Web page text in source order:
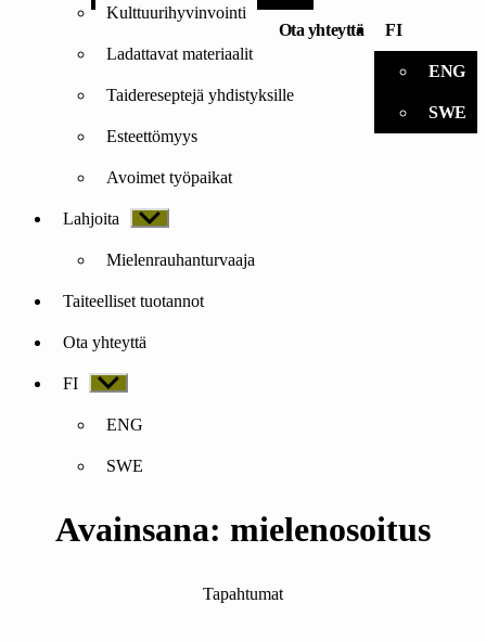
Ota yhteyttä FI
ENG
SWE
Kulttuurihyvinvointi
Ladattavat materiaalit
Taidereseptejä yhdistyksille
Esteettömyys
Avoimet työpaikat
Lahjoita
Näytä
Mielenrauhanturvaaja
Taiteelliset tuotannot
Ota yhteyttä
FI
Näytä
ENG
SWE
Avainsana: mielenosoitus
Tapahtumat